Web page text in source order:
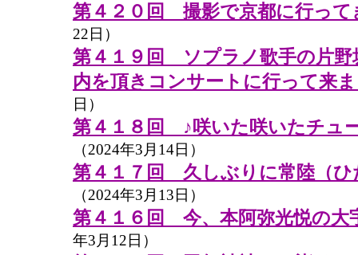
第４２０回 撮影で京都に行って
22日）
第４１９回 ソプラノ歌手の片野
内を頂きコンサートに行って来
日）
第４１８回 ♪咲いた咲いたチュ
（2024年3月14日）
第４１７回 久しぶりに常陸（ひ
（2024年3月13日）
第４１６回 今、本阿弥光悦の大
年3月12日）